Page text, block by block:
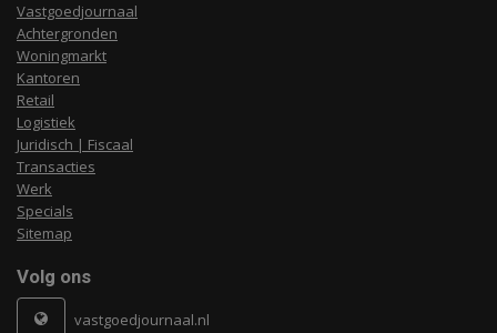
Vastgoedjournaal
Achtergronden
Woningmarkt
Kantoren
Retail
Logistiek
Juridisch | Fiscaal
Transacties
Werk
Specials
Sitemap
Volg ons
vastgoedjournaal.nl